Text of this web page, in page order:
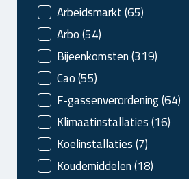
Nieuws - categorie
Arbeidsmarkt(65)
Arbo(54)
Bijeenkomsten(319)
Cao(55)
F-gassenverordening(64)
Klimaatinstallaties(16)
Koelinstallaties(7)
Koudemiddelen(18)